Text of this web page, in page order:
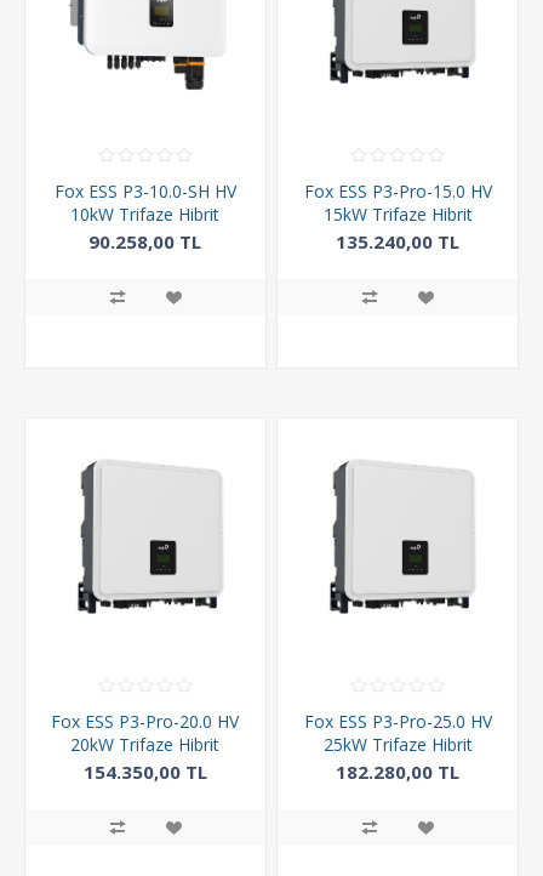
Fox ESS P3-10.0-SH HV
10kW Trifaze Hibrit
İnverter
90.258,00 TL
Fox ESS P3-Pro-15.0 HV
15kW Trifaze Hibrit
İnverter
135.240,00 TL
Fox ESS P3-Pro-20.0 HV
20kW Trifaze Hibrit
İnverter
154.350,00 TL
Fox ESS P3-Pro-25.0 HV
25kW Trifaze Hibrit
İnverter
182.280,00 TL